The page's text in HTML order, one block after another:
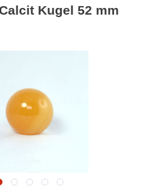
Kugel 52 mm